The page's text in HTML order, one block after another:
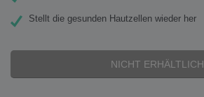
Stellt die gesunden Hautzellen wieder her
NICHT ERHÄLTLICH